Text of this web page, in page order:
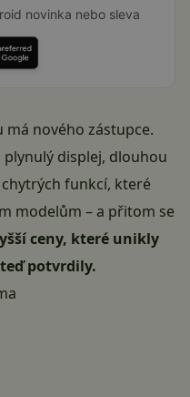
novinka nebo sleva
nového zástupce.
plynulý displej, dlouhou
funkcí, které
modelům – a přitom se
ceny, které unikly
teď potvrdily.